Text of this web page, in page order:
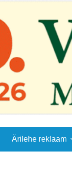
Ärilehe reklaam